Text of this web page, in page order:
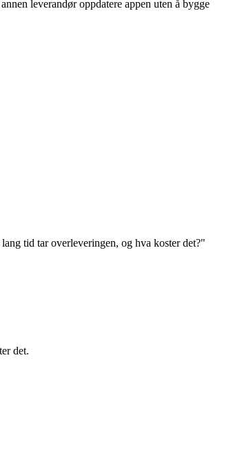
leverandør oppdatere appen uten å bygge
tid tar overleveringen, og hva koster det?"
det.